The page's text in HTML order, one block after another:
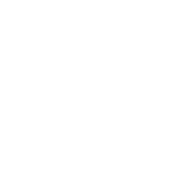
em qualquer espaço da casa.
para quem procura móveis